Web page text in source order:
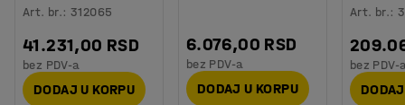
Art. br.:312065
41.231,00 RSD
bez PDV-a
DODAJ U KORPU
6.076,00 RSD
bez PDV-a
DODAJ U KORPU
Art. br.:
bez PDV-